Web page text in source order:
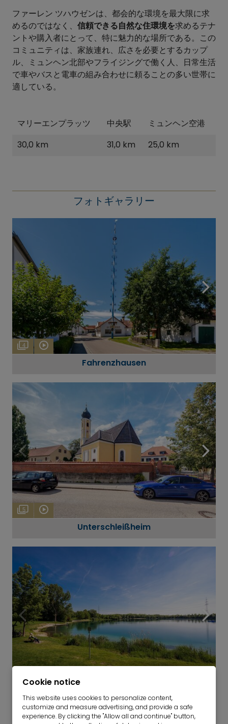
ファーレン ツハウゼンは、都会的な環境を最大限に求
めるのではなく、 信頼できる自然な住環境を求めるテナ
ントや購入者にとって、特に魅力的な場所である。この
コミュニティは、家族連れ、広さを必要とするカップ
ル、ミュンヘン北部やフライジングで働く人、日常生活
で車やバスと電車の組み合わせに頼ることの多い世帯に
適している。
マリーエンプラッツ 中央駅
ミュンヘン空港
30,0 km
31,0 km 25,0 km
フォトギャラリー
4
Fahrenzhausen
5
Unterschleißheim
Cookie notice
This website uses cookies to personalize content,
customize and measure advertising, and provide a safe
experience. By clicking the "Allow all and continue" button,